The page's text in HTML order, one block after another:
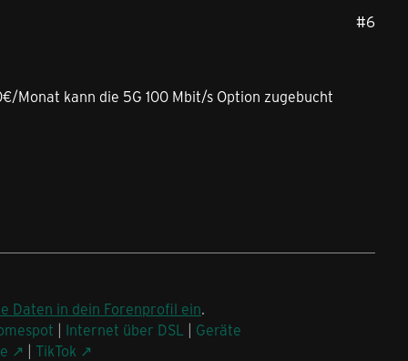
#6
Monat kann die 5G 100 Mbit/s Option zugebucht
Daten in dein Forenprofil ein.
| Internet über DSL | Geräte
| TikTok